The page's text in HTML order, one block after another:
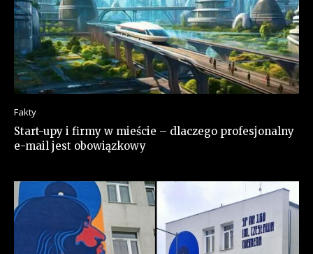
Fakty
Start-upy i firmy w mieście – dlaczego profesjonalny
e-mail jest obowiązkowy